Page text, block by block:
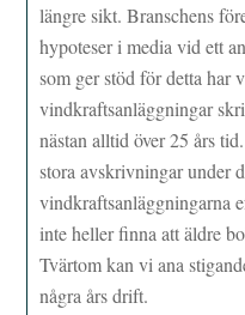
längre sikt. Branschens
hypoteser i media vid ett
som ger stöd för detta har
vindkraftsanläggningar
nästan alltid över 25 års
stora avskrivningar under
vindkraftsanläggningarna
inte heller finna att äldre
Tvärtom kan vi ana
några års drift.